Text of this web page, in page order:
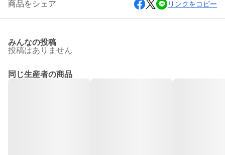
商品をシェア リンクをコピー
みんなの投稿
投稿はありません
同じ生産者の商品